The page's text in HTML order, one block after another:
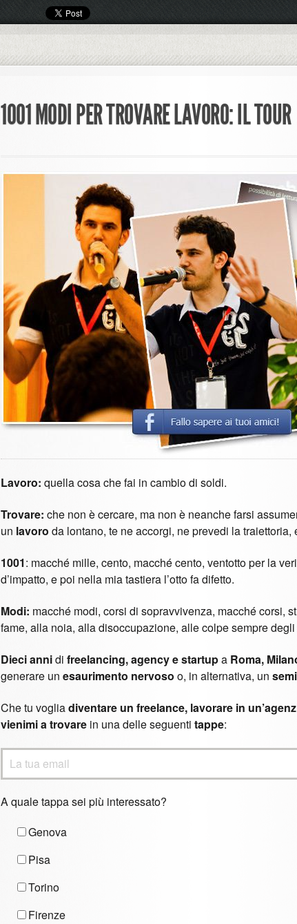
1001 MODI PER TROVARE LAVORO: IL TOUR
Lavoro: quella cosa che fai in cambio di soldi.
Trovare: che non è cercare, ma non è neanche farsi
un lavoro da lontano, te ne accorgi, ne prevedi la traiettoria,
1001: macché mille, cento, macché cento, ventotto per la
d’impatto, e poi nella mia tastiera l’otto fa difetto.
Modi: macché modi, corsi di sopravvivenza, macché corsi,
fame, alla noia, alla disoccupazione, alle colpe sempre degli
Dieci annidi freelancing, agency e startupa Roma,
generare un esaurimento nervoso o, in alternativa, un
Che tu vogliadiventare un freelance, lavorare in
vienimi a trovare in una delle seguenti tappe:
A quale tappa sei più interessato?
Genova
Pisa
Torino
Firenze